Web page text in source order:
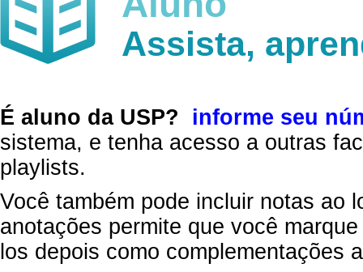
Assista,
É aluno da USP?
informe seu
sistema, e tenha acesso a outras
playlists.
Você também pode incluir notas ao
anotações permite que você
los depois como complementações